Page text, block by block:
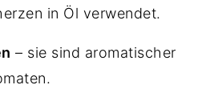
in Öl verwendet.
– sie sind aromatischer